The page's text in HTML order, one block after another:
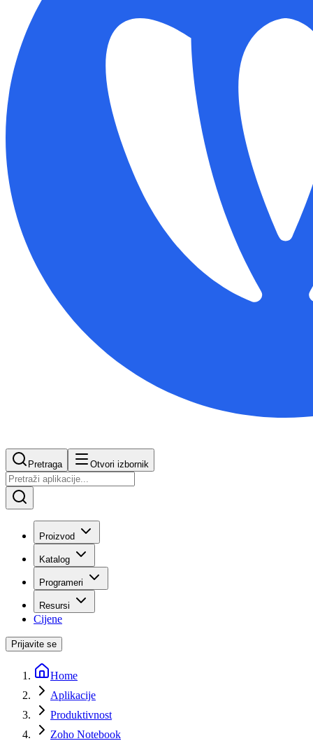
Pretraga Otvori izbornik
Proizvod
Katalog
Programeri
Resursi
Cijene
Prijavite se
Home
Aplikacije
Produktivnost
Zoho Notebook